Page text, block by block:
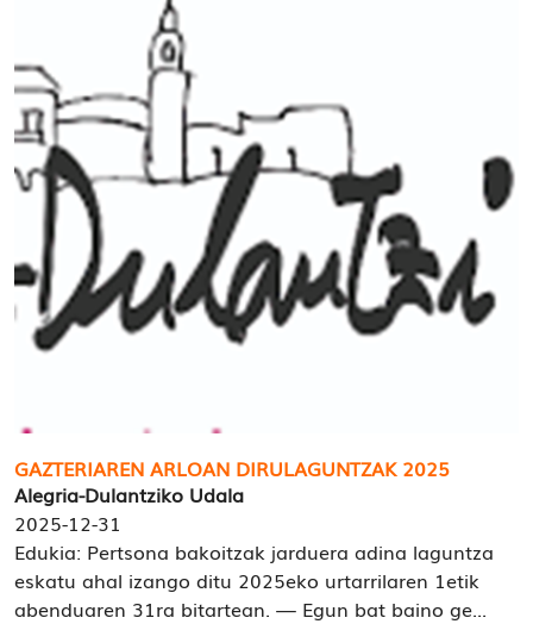
GAZTERIAREN ARLOAN DIRULAGUNTZAK 2025
Alegria-Dulantziko Udala
2025-12-31
Edukia: Pertsona bakoitzak jarduera adina laguntza
eskatu ahal izango ditu 2025eko urtarrilaren 1etik
abenduaren 31ra bitartean. — Egun bat baino ge...